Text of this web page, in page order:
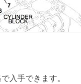
入手できます。